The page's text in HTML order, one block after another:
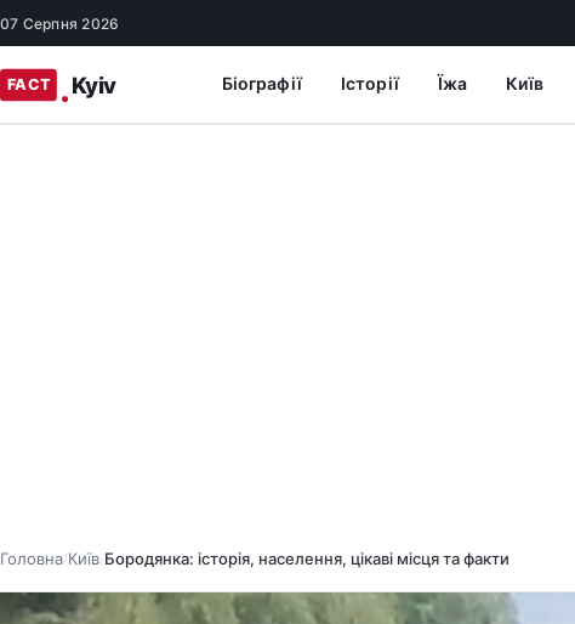
07 Серпня 2026
Біографії Історії Їжа Київ
Головна/ Київ/ Бородянка: історія, населення, цікаві місця та факти